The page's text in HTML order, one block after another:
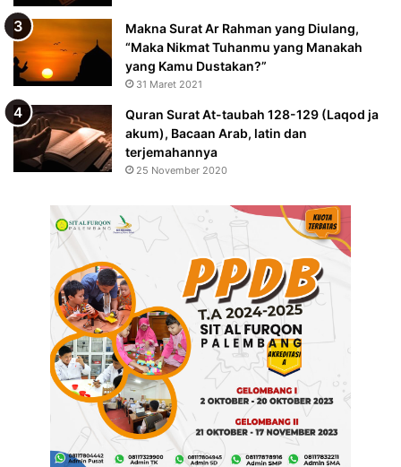
Makna Surat Ar Rahman yang Diulang,
“Maka Nikmat Tuhanmu yang Manakah
yang Kamu Dustakan?”
31 Maret 2021
Quran Surat At-taubah 128-129 (Laqod ja
akum), Bacaan Arab, latin dan
terjemahannya
25 November 2020